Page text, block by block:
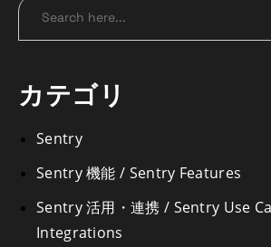
for:
カテゴリ
Sentry
Sentry 機能 / Sentry Features
Sentry 活用・連携 / Sentry Use
Integrations